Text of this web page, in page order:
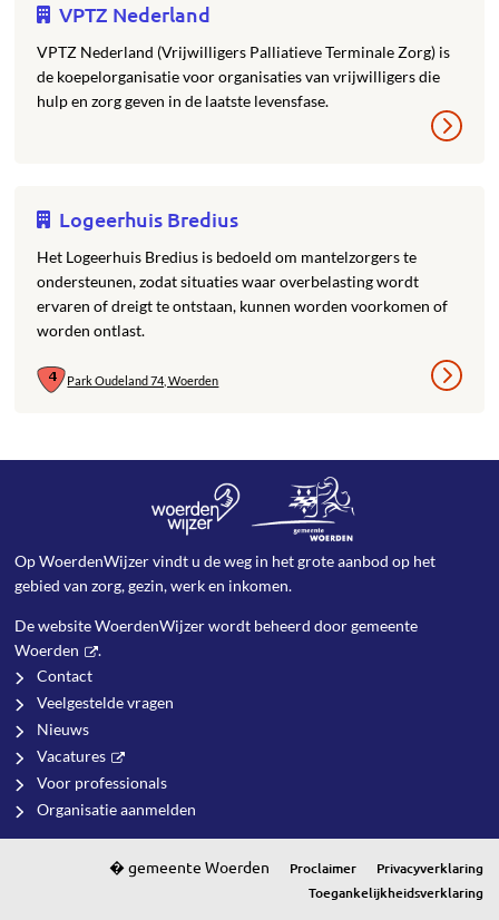
VPTZ Nederland
VPTZ Nederland (Vrijwilligers Palliatieve Terminale Zorg) is
de koepelorganisatie voor organisaties van vrijwilligers die
hulp en zorg geven in de laatste levensfase.
Logeerhuis Bredius
Het Logeerhuis Bredius is bedoeld om mantelzorgers te
ondersteunen, zodat situaties waar overbelasting wordt
ervaren of dreigt te ontstaan, kunnen worden voorkomen of
worden ontlast.
Park Oudeland 74, Woerden
Op WoerdenWijzer vindt u de weg in het grote aanbod op het
gebied van zorg, gezin, werk en inkomen.
De website WoerdenWijzer wordt beheerd doorgemeente
Woerden
.
Contact
Veelgestelde vragen
Nieuws
Vacatures
Voor professionals
Organisatie aanmelden
Proclaimer
Privacyverklaring
Toegankelijkheidsverklaring